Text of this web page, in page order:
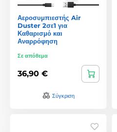
Αεροσυμπιεστής Air
Duster 2σε1 για
Καθαρισμό και
Αναρρόφηση
Σε απόθεμα
36,90 €
Σύγκριση